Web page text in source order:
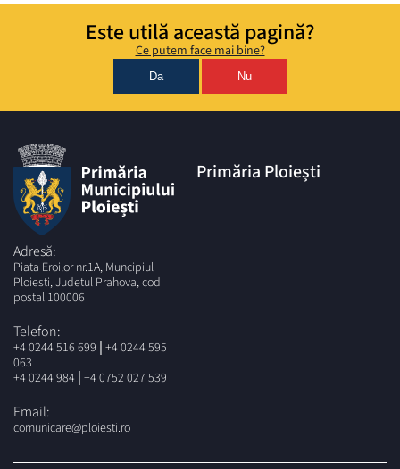
Este utilă această pagină?
Ce putem face mai bine?
Da Nu
Adresă:
Piata Eroilor nr.1A, Muncipiul
Ploiesti, Judetul Prahova, cod
postal 100006
Telefon:
+4 0244 516 699 | +4 0244 595
063
+4 0244 984 | +4 0752 027 539
Email:
comunicare@ploiesti.ro
Primăria Ploiești